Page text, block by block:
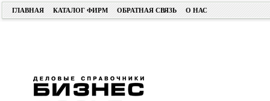
ГЛАВНАЯ КАТАЛОГ ФИРМ ОБРАТНАЯ СВЯЗЬ О НАС